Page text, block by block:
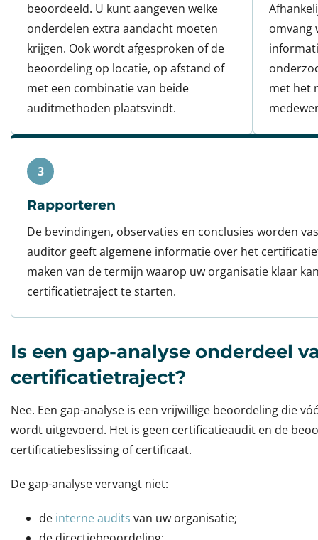
beoordeeld. U kunt aangeven welke
onderdelen extra aandacht moeten
krijgen. Ook wordt afgesproken of de
beoordeling op locatie, op afstand of
met een combinatie van beide
auditmethoden plaatsvindt.
omvang
met het
3
Rapporteren
De bevindingen, observaties en conclusies worden
auditor geeft algemene informatie over het
maken van de termijn waarop uw organisatie klaar
certificatietraject te starten.
Is een gap-analyse onderdeel
certificatietraject?
Nee. Een gap-analyse is een vrijwillige beoordeling die
wordt uitgevoerd. Het is geen certificatieaudit en de
certificatiebeslissing of certificaat.
De gap-analyse vervangt niet:
de interne audits van uw organisatie;